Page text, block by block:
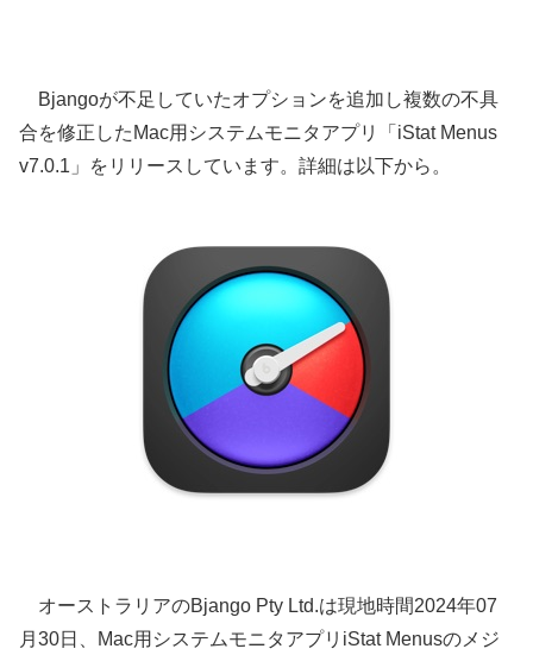
Bjangoが不足していたオプションを追加し複数の不具
合を修正したMac用システムモニタアプリ「iStat Menus
v7.0.1」をリリースしています。詳細は以下から。
オーストラリアのBjango Pty Ltd.は現地時間2024年07
月30日、Mac用システムモニタアプリiStat Menusのメジ